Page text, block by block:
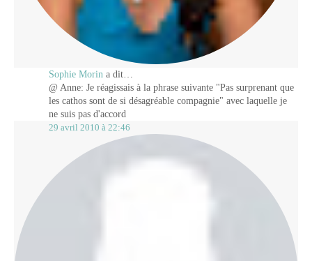
Sophie Morin a dit…
@ Anne: Je réagissais à la phrase suivante "Pas surprenant que
les cathos sont de si désagréable compagnie" avec laquelle je
ne suis pas d'accord
29 avril 2010 à 22:46